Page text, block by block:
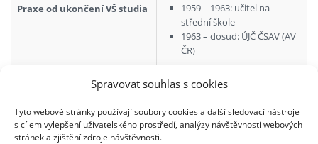
Spravovat souhlas s cookies
Tyto webové stránky používají soubory cookies a další sledovací nástroje
s cílem vylepšení uživatelského prostředí, analýzy návštěvnosti webových
stránek a zjištění zdroje návštěvnosti.
Praxe od ukončení VŠ studia
1959 – 1963: učitel na
střední škole
1963 – dosud: ÚJČ ČSAV (AV
ČR)
postupně vědecký aspirant,
vědecký pracovník
1992 – dosud